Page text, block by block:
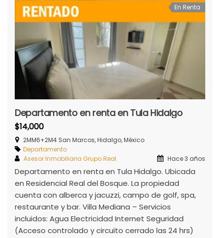
En Renta
Departamento en renta en Tula Hidalgo
$14,000
2MM6+2M4 San Marcos, Hidalgo, México
Departamento
Asesor Inmobiliaria Grupo Real
Hace 3 años
Departamento en renta en Tula Hidalgo. Ubicada
en Residencial Real del Bosque. La propiedad
cuenta con alberca y jacuzzi, campo de golf, spa,
restaurante y bar. Villa Mediana – Servicios
incluidos: Agua Electricidad Internet Seguridad
(Acceso controlado y circuito cerrado las 24 hrs)